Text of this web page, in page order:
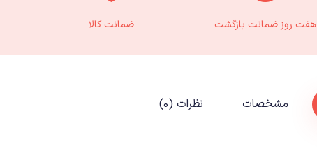
هفت روز ضمانت بازگشت ضمانت کالا
مشخصات نظرات (۰)